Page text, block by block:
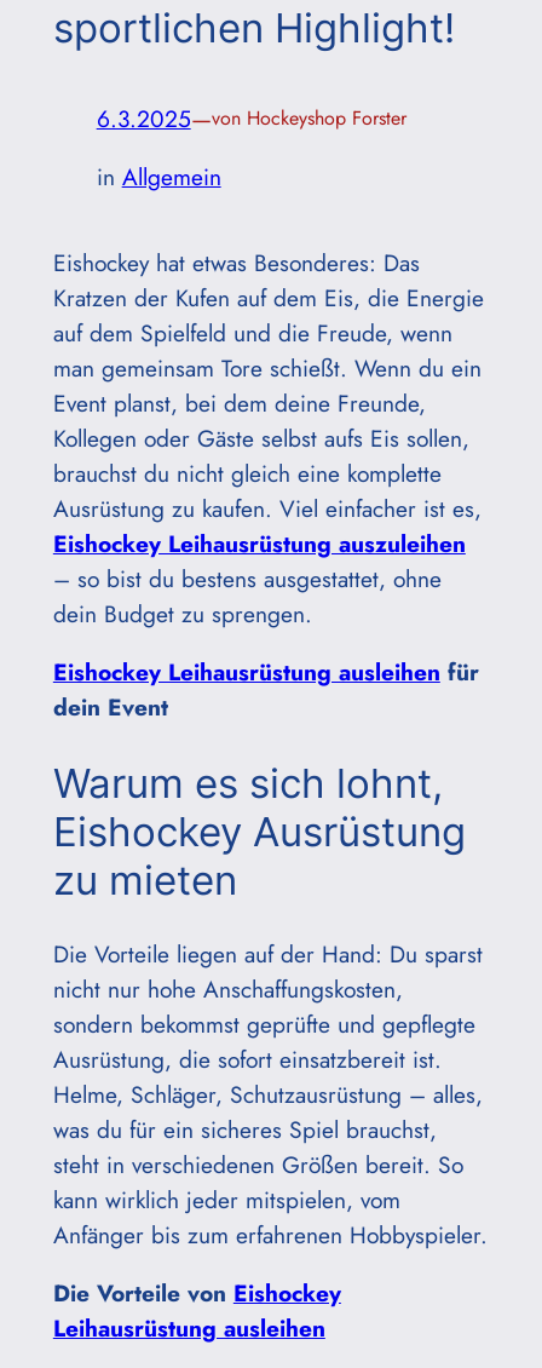
sportlichen Highlight!
6.3.2025—von Hockeyshop Forster
in Allgemein
Eishockey hat etwas Besonderes: Das
Kratzen der Kufen auf dem Eis, die Energie
auf dem Spielfeld und die Freude, wenn
man gemeinsam Tore schießt. Wenn du ein
Event planst, bei dem deine Freunde,
Kollegen oder Gäste selbst aufs Eis sollen,
brauchst du nicht gleich eine komplette
Ausrüstung zu kaufen. Viel einfacher ist es,
Eishockey Leihausrüstung auszuleihen
– so bist du bestens ausgestattet, ohne
dein Budget zu sprengen.
Eishockey Leihausrüstung ausleihen für
dein Event
Warum es sich lohnt,
Eishockey Ausrüstung
zu mieten
Die Vorteile liegen auf der Hand: Du sparst
nicht nur hohe Anschaffungskosten,
sondern bekommst geprüfte und gepflegte
Ausrüstung, die sofort einsatzbereit ist.
Helme, Schläger, Schutzausrüstung – alles,
was du für ein sicheres Spiel brauchst,
steht in verschiedenen Größen bereit. So
kann wirklich jeder mitspielen, vom
Anfänger bis zum erfahrenen Hobbyspieler.
Die Vorteile von Eishockey
Leihausrüstung ausleihen